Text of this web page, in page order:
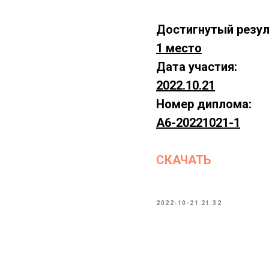
Достигнутый
1 место
Дата участия:
2022.10.21
Номер диплома:
А6-20221021-1
СКАЧАТЬ
2022-10-21 21:32